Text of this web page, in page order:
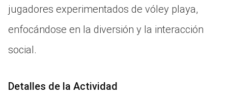
jugadores experimentados de vóley playa,
enfocándose en la diversión y la interacción
social.
Detalles de la Actividad